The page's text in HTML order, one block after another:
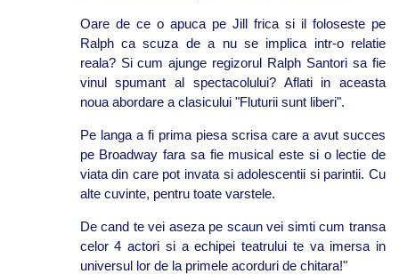
Oare de ce o apuca pe Jill frica si il foloseste pe
Ralph ca scuza de a nu se implica intr-o relatie
reala? Si cum ajunge regizorul Ralph Santori sa fie
vinul spumant al spectacolului? Aflati in aceasta
noua abordare a clasicului "Fluturii sunt liberi".
Pe langa a fi prima piesa scrisa care a avut succes
pe Broadway fara sa fie musical este si o lectie de
viata din care pot invata si adolescentii si parintii. Cu
alte cuvinte, pentru toate varstele.
De cand te vei aseza pe scaun vei simti cum transa
celor 4 actori si a echipei teatrului te va imersa in
universul lor de la primele acorduri de chitara!"